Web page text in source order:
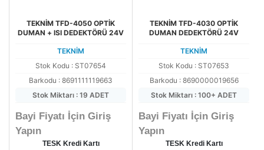
TEKNİM TFD-4050 OPTİK
DUMAN + ISI DEDEKTÖRÜ 24V
TEKNİM
Stok Kodu : ST07654
Barkodu : 8691111119663
Stok Miktarı : 19 ADET
Bayi Fiyatı İçin Giriş
Yapın
TESK Kredi Kartı
TEKNİM TFD-4030 OPTİK
DUMAN DEDEKTÖRÜ 24V
TEKNİM
Stok Kodu : ST07653
Barkodu : 8690000019656
Stok Miktarı : 100+ ADET
Bayi Fiyatı İçin Giriş
Yapın
TESK Kredi Kartı